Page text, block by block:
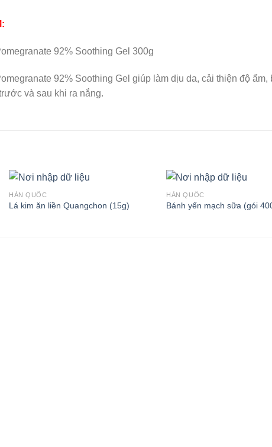
92% Soothing Gel 300g
92% Soothing Gel giúp làm dịu da, cải thiện độ
và sau khi ra nắng.
HÀN QUỐC
Lá kim ăn liền Quangchon (15g)
HÀN QUỐC
Bánh yến mạch sữa (gói